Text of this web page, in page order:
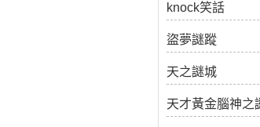
knock笑話
盜夢謎蹤
天之謎城
天才黃金腦神之